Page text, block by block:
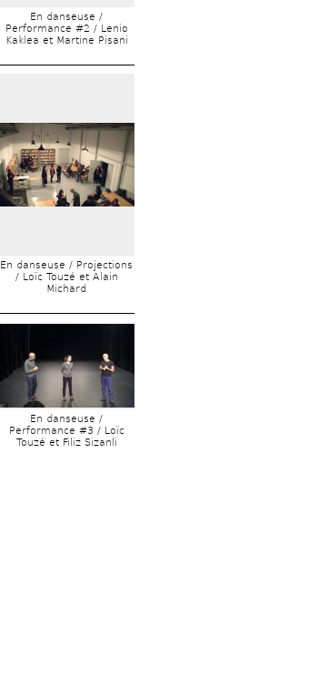
En danseuse /
Performance #2 / Lenio
Kaklea et Martine Pisani
En danseuse / Projections
/ Loïc Touzé et Alain
Michard
En danseuse /
Performance #3 / Loïc
Touzé et Filiz Sizanli